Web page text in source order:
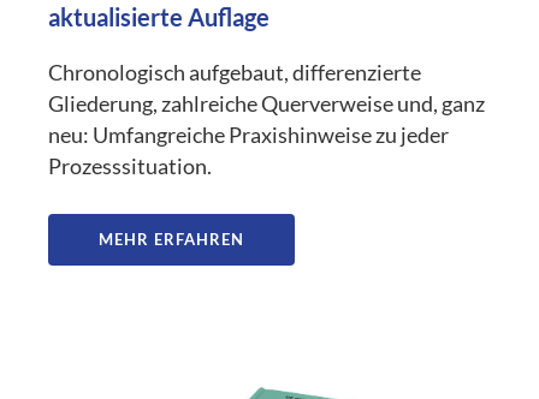
aktualisierte Auflage
Chronologisch aufgebaut, differenzierte
Gliederung, zahlreiche Querverweise und, ganz
neu: Umfangreiche Praxishinweise zu jeder
Prozesssituation.
MEHR ERFAHREN